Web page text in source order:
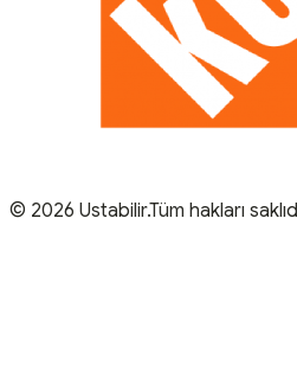
© 2026 Ustabilir.Tüm hakları